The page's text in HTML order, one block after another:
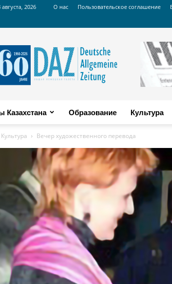
2026 О нас Пользовательское соглашение
Russian
DAZ
Казахстана Образование Культура
Культура Вечер художественного перевода